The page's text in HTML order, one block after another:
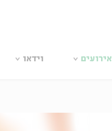
אירועים וידאו